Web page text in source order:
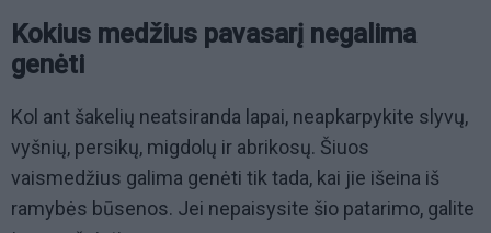
Kokius medžius pavasarį negalima
genėti
Kol ant šakelių neatsiranda lapai, neapkarpykite slyvų,
vyšnių, persikų, migdolų ir abrikosų. Šiuos
vaismedžius galima genėti tik tada, kai jie išeina iš
ramybės būsenos. Jei nepaisysite šio patarimo, galite